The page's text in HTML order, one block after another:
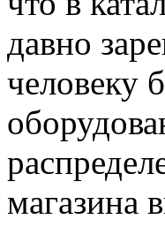
давно
человеку
магазина